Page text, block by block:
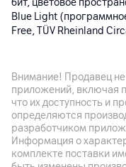
бит, цветовое
Blue Light
Free, TÜV Rheinland
Основная камера
Разрешение камеры
32Мп
Разрешение видео
1080p
Внимание! Продавец
приложений, включая
что их доступность и
определяются
разработчиком
Информация о
комплекте поставки